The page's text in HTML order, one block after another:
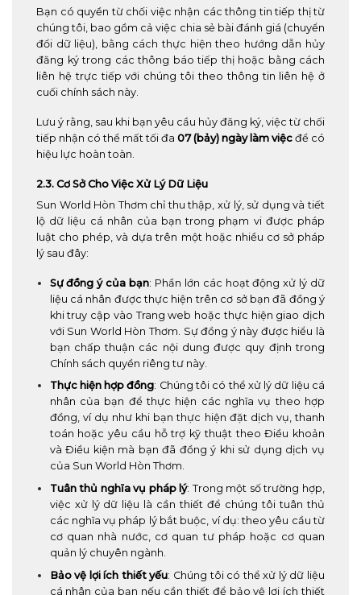
Bạn có quyền từ chối việc nhận các thông tin tiếp thị từ
chúng tôi, bao gồm cả việc chia sẻ bài đánh giá (chuyển
đổi dữ liệu), bằng cách thực hiện theo hướng dẫn hủy
đăng ký trong các thông báo tiếp thị hoặc bằng cách
liên hệ trực tiếp với chúng tôi theo thông tin liên hệ ở
cuối chính sách này.
Lưu ý rằng, sau khi bạn yêu cầu hủy đăng ký, việc từ chối
tiếp nhận có thể mất tối đa 07 (bảy) ngày làm việc để có
hiệu lực hoàn toàn.
2.3. Cơ Sở Cho Việc Xử Lý Dữ Liệu
Sun World Hòn Thơm chỉ thu thập, xử lý, sử dụng và tiết
lộ dữ liệu cá nhân của bạn trong phạm vi được pháp
luật cho phép, và dựa trên một hoặc nhiều cơ sở pháp
lý sau đây:
Sự đồng ý của bạn: Phần lớn các hoạt động xử lý dữ
liệu cá nhân được thực hiện trên cơ sở bạn đã đồng ý
khi truy cập vào Trang web hoặc thực hiện giao dịch
với Sun World Hòn Thơm. Sự đồng ý này được hiểu là
bạn chấp thuận các nội dung được quy định trong
Chính sách quyền riêng tư này.
Thực hiện hợp đồng: Chúng tôi có thể xử lý dữ liệu cá
nhân của bạn để thực hiện các nghĩa vụ theo hợp
đồng, ví dụ như khi bạn thực hiện đặt dịch vụ, thanh
toán hoặc yêu cầu hỗ trợ kỹ thuật theo Điều khoản
và Điều kiện mà bạn đã đồng ý khi sử dụng dịch vụ
của Sun World Hòn Thơm.
Tuân thủ nghĩa vụ pháp lý: Trong một số trường hợp,
việc xử lý dữ liệu là cần thiết để chúng tôi tuân thủ
các nghĩa vụ pháp lý bắt buộc, ví dụ: theo yêu cầu từ
cơ quan nhà nước, cơ quan tư pháp hoặc cơ quan
quản lý chuyên ngành.
Bảo vệ lợi ích thiết yếu: Chúng tôi có thể xử lý dữ liệu
cá nhân của bạn nếu cần thiết để bảo vệ lợi ích thiết